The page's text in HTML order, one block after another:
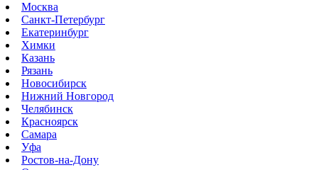
Москва
Санкт-Петербург
Екатеринбург
Химки
Казань
Рязань
Новосибирск
Нижний Новгород
Челябинск
Красноярск
Самара
Уфа
Ростов-на-Дону